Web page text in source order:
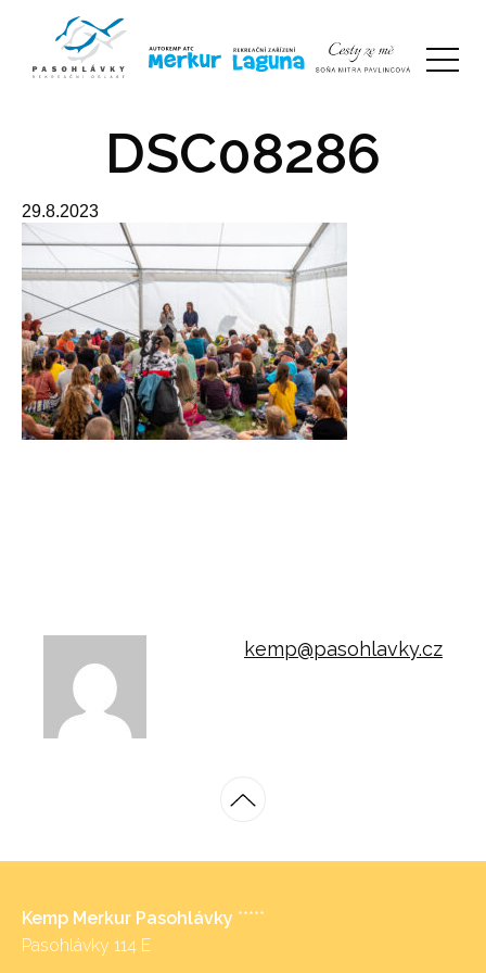
DSC08286
29.8.2023
kemp@pasohlavky.cz
Kemp Merkur Pasohlávky *****
Pasohlávky 114 E